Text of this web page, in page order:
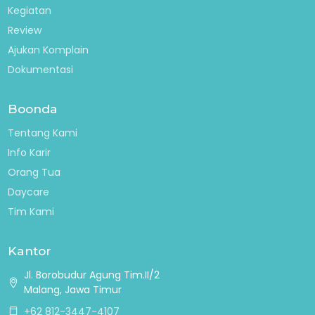
Kegiatan
Review
Ajukan Komplain
Dokumentasi
Boonda
Tentang Kami
Info Karir
Orang Tua
Daycare
Tim Kami
Kantor
Jl. Borobudur Agung Tim.II/2
Malang, Jawa Timur
+62 812-3447-4107